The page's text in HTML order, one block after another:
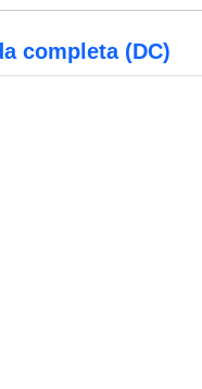
completa (DC)